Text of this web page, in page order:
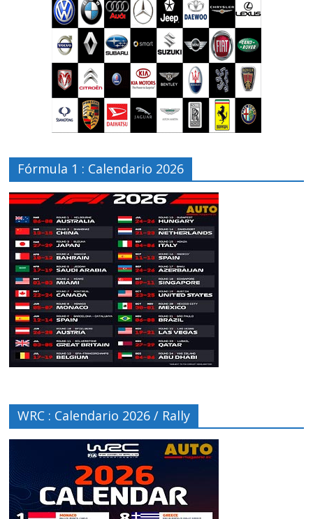
Fórmula 1 : Calendario 2026
WRC : Calendario 2026 / Rally